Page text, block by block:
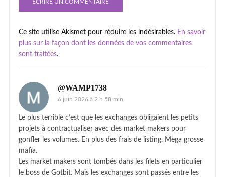
Ce site utilise Akismet pour réduire les indésirables. En savoir
plus sur la façon dont les données de vos commentaires
sont traitées.
@WAMP1738
6 juin 2026 à 2 h 58 min
Le plus terrible c’est que les exchanges obligaient les petits
projets à contractualiser avec des market makers pour
gonfler les volumes. En plus des frais de listing. Mega grosse
mafia.
Les market makers sont tombés dans les filets en particulier
le boss de Gotbit. Mais les exchanges sont passés entre les